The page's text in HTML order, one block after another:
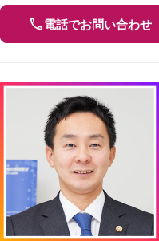
電話でお問い合わせ